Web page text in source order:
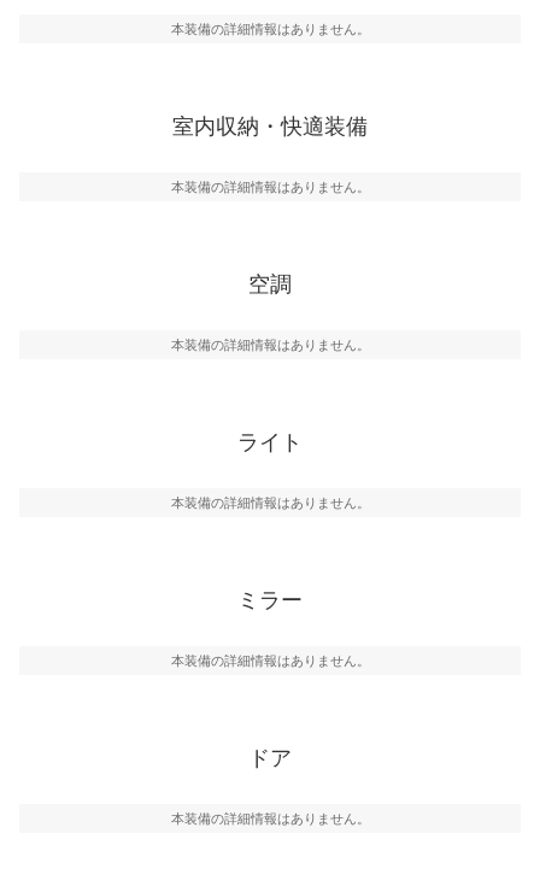
本装備の詳細情報はありません。
室内収納・快適装備
本装備の詳細情報はありません。
空調
本装備の詳細情報はありません。
ライト
本装備の詳細情報はありません。
ミラー
本装備の詳細情報はありません。
ドア
本装備の詳細情報はありません。